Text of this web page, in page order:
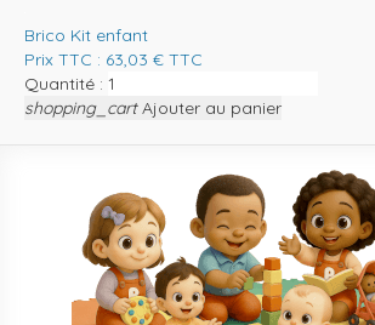
Brico Kit enfant
Prix TTC : 63,03 € TTC
Quantité :
shopping_cart Ajouter au panier